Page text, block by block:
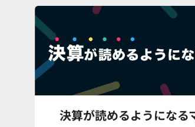
決算が読めるようになる